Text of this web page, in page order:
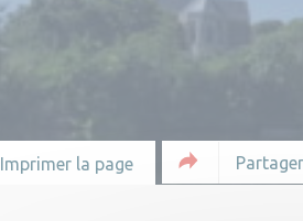
Imprimer la page